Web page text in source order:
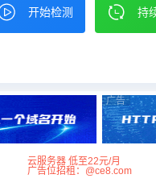
开始检测 持
广告
云服务器 低至22元/月
广告位招租：@ce8.com